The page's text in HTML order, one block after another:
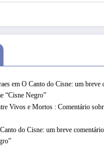
em O Canto do Cisne: um breve
“Cisne Negro”
Vivos e Mortos : Comentário
do Cisne: um breve